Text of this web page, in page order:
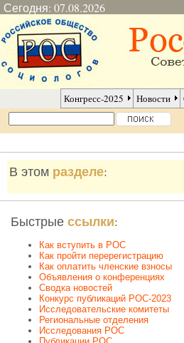
Сегодня: 07.08.2026
Конгресс-2025 Новости
В этом разделе:
Быстрые ссылки:
Как вступить в РОС
Как пройти перерегистрацию
Как оплатить членские взносы
Объявления о конференциях
Сводка новостей
Конкурс публикаций РОС-2023
Исследовательские комитеты
Региональные отделения
Исследования РОС